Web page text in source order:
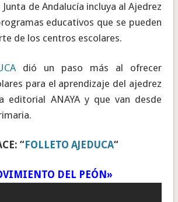
Junta de Andalucía incluya al Ajedrez
educativos que se pueden
de los centros escolares.
dió un paso más al ofrecer
para el aprendizaje del ajedrez
editorial ANAYA y que van desde
“ FOLLETO AJEDUCA“
DEL PEÓN»